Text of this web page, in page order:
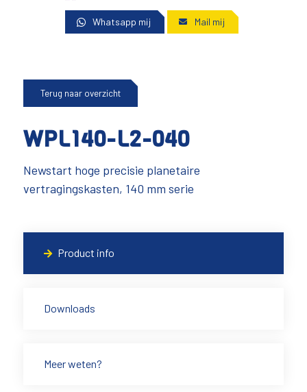
Whatsapp mij Mail mij
Terug naar overzicht
WPL140-L2-040
Newstart hoge precisie planetaire
vertragingskasten, 140 mm serie
Product info
Downloads
Meer weten?